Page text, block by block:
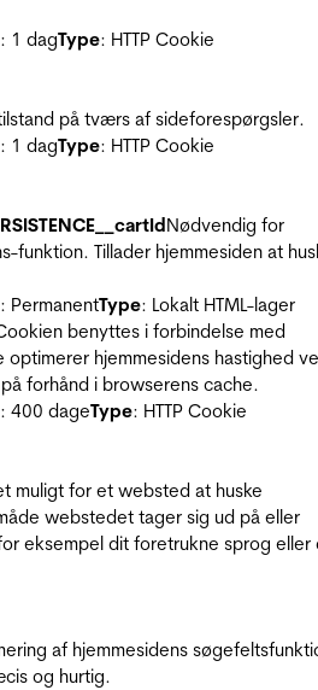
: 1 dagType: HTTP Cookie
på tværs af sideforespørgsler.
: 1 dagType: HTTP Cookie
Nødvendig for
funktion. Tillader hjemmesiden at
: PermanentType: Lokalt HTML-lager
benyttes i forbindelse med
optimerer hjemmesidens hastighed
forhånd i browserens cache.
: 400 dageType: HTTP Cookie
muligt for et websted at huske
webstedet tager sig ud på eller
eksempel dit foretrukne sprog eller
af hjemmesidens
og hurtig.